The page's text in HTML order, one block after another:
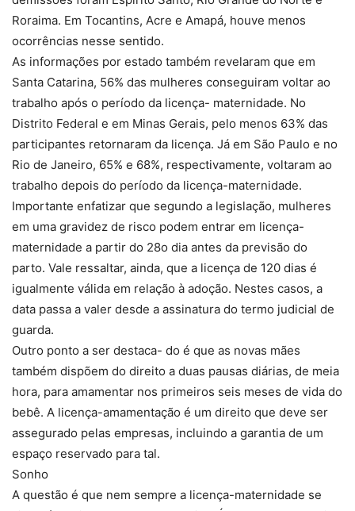
Roraima. Em Tocantins, Acre e Amapá, houve menos
ocorrências nesse sentido.
As informações por estado também revelaram que em
Santa Catarina, 56% das mulheres conseguiram voltar ao
trabalho após o período da licença- maternidade. No
Distrito Federal e em Minas Gerais, pelo menos 63% das
participantes retornaram da licença. Já em São Paulo e no
Rio de Janeiro, 65% e 68%, respectivamente, voltaram ao
trabalho depois do período da licença-maternidade.
Importante enfatizar que segundo a legislação, mulheres
em uma gravidez de risco podem entrar em licença-
maternidade a partir do 28o dia antes da previsão do
parto. Vale ressaltar, ainda, que a licença de 120 dias é
igualmente válida em relação à adoção. Nestes casos, a
data passa a valer desde a assinatura do termo judicial de
guarda.
Outro ponto a ser destaca- do é que as novas mães
também dispõem do direito a duas pausas diárias, de meia
hora, para amamentar nos primeiros seis meses de vida do
bebê. A licença-amamentação é um direito que deve ser
assegurado pelas empresas, incluindo a garantia de um
espaço reservado para tal.
Sonho
A questão é que nem sempre a licença-maternidade se